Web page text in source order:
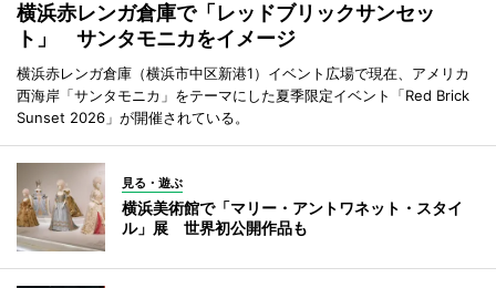
横浜赤レンガ倉庫で「レッドブリックサンセッ
ト」 サンタモニカをイメージ
横浜赤レンガ倉庫（横浜市中区新港1）イベント広場で現在、アメリカ
西海岸「サンタモニカ」をテーマにした夏季限定イベント「Red Brick
Sunset 2026」が開催されている。
見る・遊ぶ
横浜美術館で「マリー・アントワネット・スタイ
ル」展 世界初公開作品も